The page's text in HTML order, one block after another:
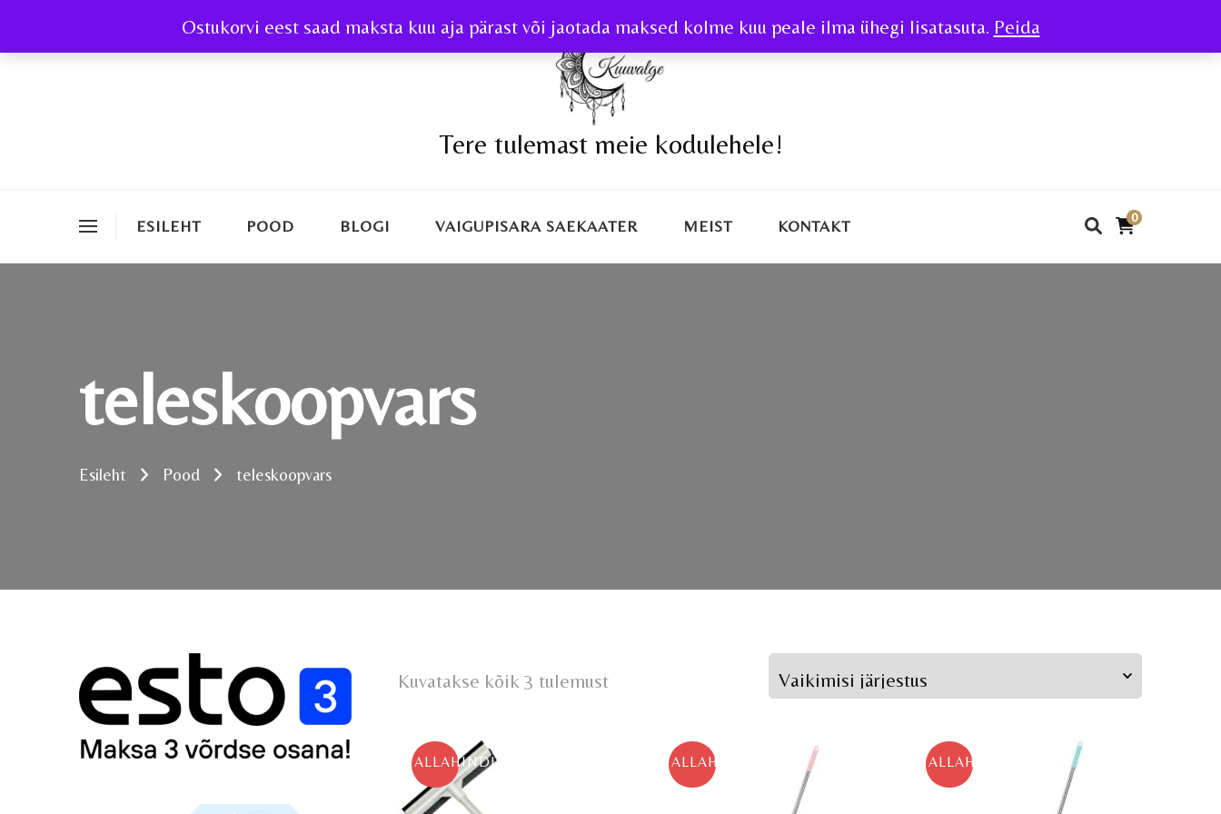
Ostukorvi eest saad maksta kuu aja pärast või jaotada maksed kolme kuu peale ilma ühegi lisatasuta. Peida
Tere tulemast meie kodulehele!
ESILEHT POOD BLOGI VAIGUPISARA SAEKAATER MEIST KONTAKT
0
teleskoopvars
Esileht Pood teleskoopvars
Kuvatakse kõik 3 tulemust
ALLAHINDLUS! ALLAHINDLUS! ALLAHINDLUS!